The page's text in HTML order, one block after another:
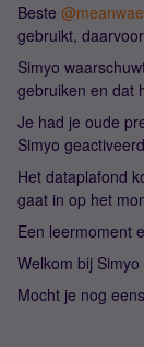
Beste ​
gebruikt,
Simyo
gebruiken en dat
Je had je oude
Simyo
Het dataplafond
gaat in op het
Een leermoment
Welkom bij
Mocht je nog